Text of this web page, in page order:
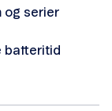
og serier
batteritid